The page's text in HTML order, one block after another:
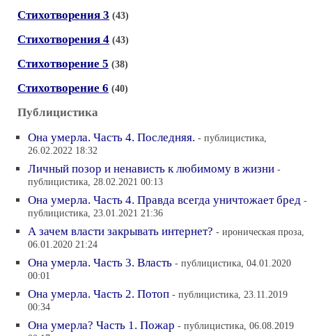
Стихотворения 3 (43)
Стихотворения 4 (43)
Стихотворение 5 (38)
Стихотворение 6 (40)
Публицистика
Она умерла. Часть 4. Последняя. - публицистика,
26.02.2022 18:32
Личный позор и ненависть к любимому в жизни -
публицистика, 28.02.2021 00:13
Она умерла. Часть 4. Правда всегда уничтожает бред -
публицистика, 23.01.2021 21:36
А зачем власти закрывать интернет? - ироническая проза,
06.01.2020 21:24
Она умерла. Часть 3. Власть - публицистика, 04.01.2020
00:01
Она умерла. Часть 2. Потоп - публицистика, 23.11.2019
00:34
Она умерла? Часть 1. Пожар - публицистика, 06.08.2019